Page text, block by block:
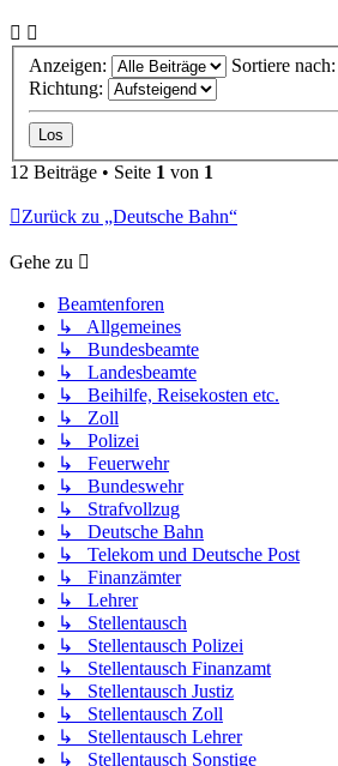
Anzeigen:
Sortiere nach:
Richtung:
12 Beiträge • Seite 1 von 1
Zurück zu „Deutsche Bahn“
Gehe zu
Beamtenforen
↳ Allgemeines
↳ Bundesbeamte
↳ Landesbeamte
↳ Beihilfe, Reisekosten etc.
↳ Zoll
↳ Polizei
↳ Feuerwehr
↳ Bundeswehr
↳ Strafvollzug
↳ Deutsche Bahn
↳ Telekom und Deutsche Post
↳ Finanzämter
↳ Lehrer
↳ Stellentausch
↳ Stellentausch Polizei
↳ Stellentausch Finanzamt
↳ Stellentausch Justiz
↳ Stellentausch Zoll
↳ Stellentausch Lehrer
↳ Stellentausch Sonstige